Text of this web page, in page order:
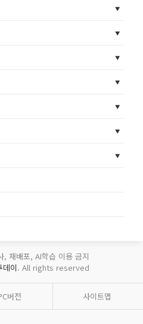
, 재배포, AI학습 이용 금지
데이. All rights reserved
버전 사이트맵